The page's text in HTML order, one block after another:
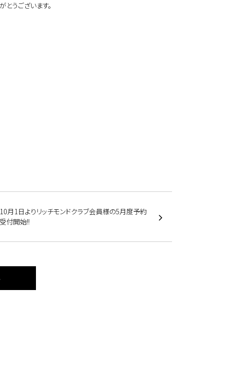
うございます。
10月1日よりリッチモンドクラブ会員様の5月度予約
受付開始!!